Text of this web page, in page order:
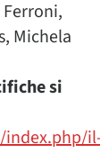
Michela
si